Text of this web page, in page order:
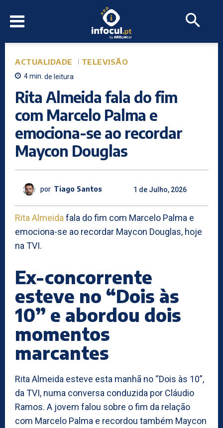
ACTUALIDADE TELEVISÃO
4min. de leitura
Rita Almeida fala do fim
com Marcelo Palma e
emociona-se ao recordar
Maycon Douglas
por Tiago Santos 1 de Julho, 2026
Rita Almeida fala do fim com Marcelo Palma e
emociona-se ao recordar Maycon Douglas, hoje
na TVI.
Ex-concorrente
esteve no “Dois às
10” e abordou dois
momentos
marcantes
Rita Almeida esteve esta manhã no “Dois às 10”,
da TVI, numa conversa conduzida por Cláudio
Ramos. A jovem falou sobre o fim da relação
com Marcelo Palma e recordou também Maycon